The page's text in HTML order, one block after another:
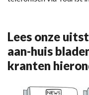
Lees onze
aan-huis
kranten